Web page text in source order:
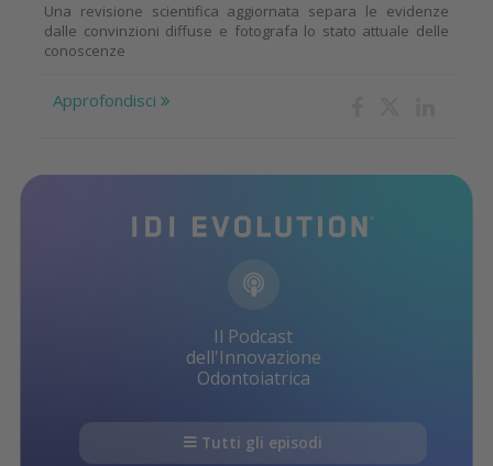
Una revisione scientifica aggiornata separa le evidenze
dalle convinzioni diffuse e fotografa lo stato attuale delle
conoscenze
Approfondisci
Il Podcast
dell'Innovazione
Odontoiatrica
Tutti gli episodi